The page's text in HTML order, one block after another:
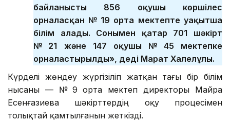
байланысты 856 оқушы көршілес
орналасқан № 19 орта мектепте уақытша
білім алады. Сонымен қатар 701 шәкірт
№ 21 және 147 оқушы № 45 мектепке
орналастырылды», деді Марат Халелұлы.
Күрделі жөндеу жүргізіліп жатқан тағы бір білім
нысаны — № 9 орта мектеп директоры Майра
Есенғазиева шәкірттердің оқу процесімен
толықтай қамтылғанын жеткізді.